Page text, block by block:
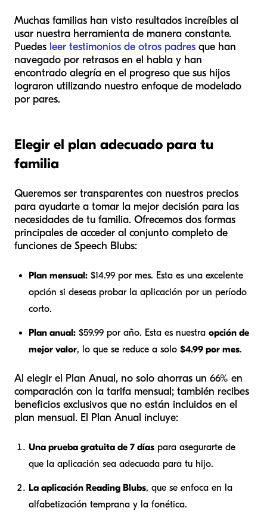
Muchas familias han visto resultados increíbles al
usar nuestra herramienta de manera constante.
Puedes leer testimonios de otros padres que han
navegado por retrasos en el habla y han
encontrado alegría en el progreso que sus hijos
lograron utilizando nuestro enfoque de modelado
por pares.
Elegir el plan adecuado para tu
familia
Queremos ser transparentes con nuestros precios
para ayudarte a tomar la mejor decisión para las
necesidades de tu familia. Ofrecemos dos formas
principales de acceder al conjunto completo de
funciones de Speech Blubs:
Plan mensual: $14.99 por mes. Esta es una excelente
opción si deseas probar la aplicación por un período
corto.
Plan anual: $59.99 por año. Esta es nuestra opción de
mejor valor, lo que se reduce a solo $4.99 por mes.
Al elegir el Plan Anual, no solo ahorras un 66% en
comparación con la tarifa mensual; también recibes
beneficios exclusivos que no están incluidos en el
plan mensual. El Plan Anual incluye:
Una prueba gratuita de 7 días para asegurarte de
que la aplicación sea adecuada para tu hijo.
La aplicación Reading Blubs, que se enfoca en la
alfabetización temprana y la fonética.